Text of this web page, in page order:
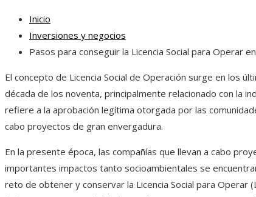
Inicio
Inversiones y negocios
Pasos para conseguir la Licencia Social para Operar
El concepto de Licencia Social de Operación surge en los
década de los noventa, principalmente relacionado con la
refiere a la aprobación legítima otorgada por las
cabo proyectos de gran envergadura.
En la presente época, las compañías que llevan a cabo
importantes impactos tanto socioambientales se
reto de obtener y conservar la Licencia Social para Operar